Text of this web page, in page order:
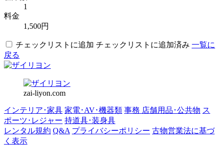
1
料金
1,500円
チェックリストに追加 チェックリストに追加済み 一覧に
戻る
zai-liyon.com
インテリア･家具 家電･AV･機器類 事務 店舗用品･公共物 ス
ポーツ･レジャー 持道具･装身具
レンタル規約 Q&A プライバシーポリシー 古物営業法に基づ
く表示